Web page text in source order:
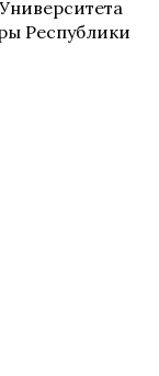
Республики